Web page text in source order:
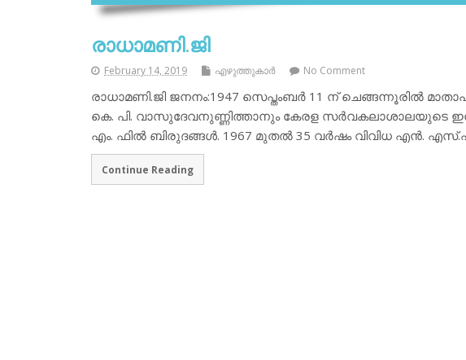
രാധാമണി.ജി
February 14, 2019 എഴുത്തുകാര്‍ No Comment
രാധാമണി.ജി ജനനം:1947 സെപ്തംബര്‍ 11 ന് ചെങ്ങന്നൂരില്‍
കെ. പി. വാസുദേവനുണ്ണിത്താനും കേരള സര്‍വകലാശാലയുടെ
എം. ഫില്‍ ബിരുദങ്ങള്‍. 1967 മുതല്‍ 35 വര്‍ഷം വിവിധ എന്‍.
Continue Reading